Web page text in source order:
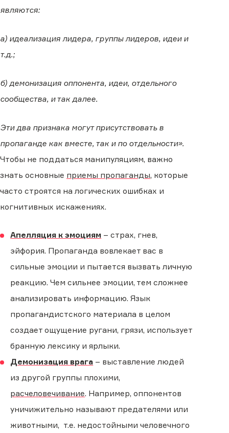
являются:
а) идеализация лидера, группы лидеров, идеи и
т.д.;
б) демонизация оппонента, идеи, отдельного
сообщества, и так далее.
Эти два признака могут присутствовать в
пропаганде как вместе, так и по отдельности».
Чтобы не поддаться манипуляциям, важно
знать основные приемы пропаганды, которые
часто строятся на логических ошибках и
когнитивных искажениях.
Апелляция к эмоциям – страх, гнев,
эйфория. Пропаганда вовлекает вас в
сильные эмоции и пытается вызвать личную
реакцию. Чем сильнее эмоции, тем сложнее
анализировать информацию. Язык
пропагандистского материала в целом
создает ощущение ругани, грязи, использует
бранную лексику и ярлыки.
Демонизация врага – выставление людей
из другой группы плохими,
расчеловечивание. Например, оппонентов
уничижительно называют предателями или
животными, т.е. недостойными человечного